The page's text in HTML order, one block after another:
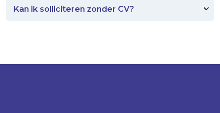
over jouw zoektocht.
Kan ik solliciteren zonder CV?